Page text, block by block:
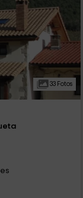
33 Fotos